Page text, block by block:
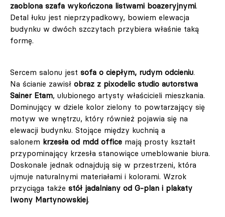
zaoblona szafa wykończona listwami boazeryjnymi.
Detal łuku jest nieprzypadkowy, bowiem elewacja
budynku w dwóch szczytach przybiera właśnie taką
formę.
Sercem salonu jest sofa o ciepłym, rudym odcieniu.
Na ścianie zawisł obraz z pixodelic studio autorstwa
Sainer Etam, ulubionego artysty właścicieli mieszkania.
Dominujący w dziele kolor zielony to powtarzający się
motyw we wnętrzu, który również pojawia się na
elewacji budynku. Stojące między kuchnią a
salonem krzesła od mdd office mają prosty kształt
przypominający krzesła stanowiące umeblowanie biura.
Doskonale jednak odnajdują się w przestrzeni, która
ujmuje naturalnymi materiałami i kolorami. Wzrok
przyciąga także stół jadalniany od G-plan i plakaty
Iwony Martynowskiej.